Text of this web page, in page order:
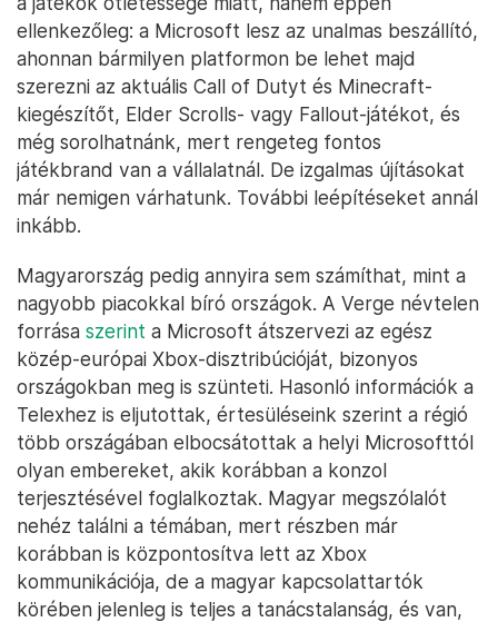
ellenkezőleg: a Microsoft lesz az unalmas beszállító,
ahonnan bármilyen platformon be lehet majd
szerezni az aktuális Call of Dutyt és Minecraft-
kiegészítőt, Elder Scrolls- vagy Fallout-játékot, és
még sorolhatnánk, mert rengeteg fontos
játékbrand van a vállalatnál. De izgalmas újításokat
már nemigen várhatunk. További leépítéseket annál
inkább.
Magyarország pedig annyira sem számíthat, mint a
nagyobb piacokkal bíró országok. A Verge névtelen
forrása szerint a Microsoft átszervezi az egész
közép-európai Xbox-disztribúcióját, bizonyos
országokban meg is szünteti. Hasonló információk a
Telexhez is eljutottak, értesüléseink szerint a régió
több országában elbocsátottak a helyi Microsofttól
olyan embereket, akik korábban a konzol
terjesztésével foglalkoztak. Magyar megszólalót
nehéz találni a témában, mert részben már
korábban is központosítva lett az Xbox
kommunikációja, de a magyar kapcsolattartók
körében jelenleg is teljes a tanácstalanság, és van,